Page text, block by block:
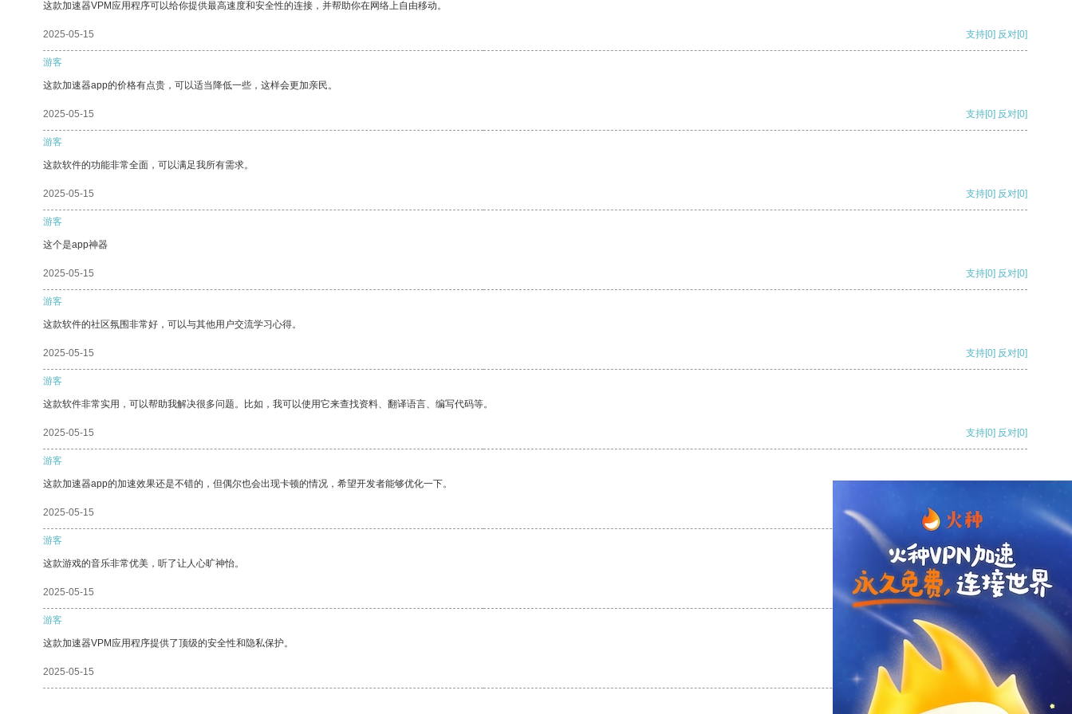
这款加速器VPM应用程序可以给你提供最高速度和安全性的连接，并帮助你在网络上自由移动。
2025-05-15 支持[0] 反对[0]
游客
这款加速器app的价格有点贵，可以适当降低一些，这样会更加亲民。
2025-05-15 支持[0] 反对[0]
游客
这款软件的功能非常全面，可以满足我所有需求。
2025-05-15 支持[0] 反对[0]
游客
这个是app神器
2025-05-15 支持[0] 反对[0]
游客
这款软件的社区氛围非常好，可以与其他用户交流学习心得。
2025-05-15 支持[0] 反对[0]
游客
这款软件非常实用，可以帮助我解决很多问题。比如，我可以使用它来查找资料、翻译语言、编写代码等。
2025-05-15 支持[0] 反对[0]
游客
这款加速器app的加速效果还是不错的，但偶尔也会出现卡顿的情况，希望开发者能够优化一下。
2025-05-15 支持
游客
这款游戏的音乐非常优美，听了让人心旷神怡。
2025-05-15 支持[0] 反对[0]
游客
这款加速器VPM应用程序提供了顶级的安全性和隐私保护。
2025-05-15 支持[0] 反对[0]